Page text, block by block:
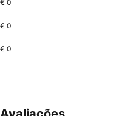
€ 0
€ 0
€ 0